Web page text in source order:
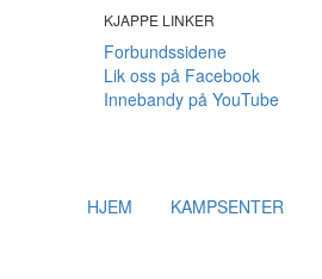
KJAPPE LINKER
Forbundssidene
Lik oss på Facebook
Innebandy på YouTube
HJEM KAMPSENTER